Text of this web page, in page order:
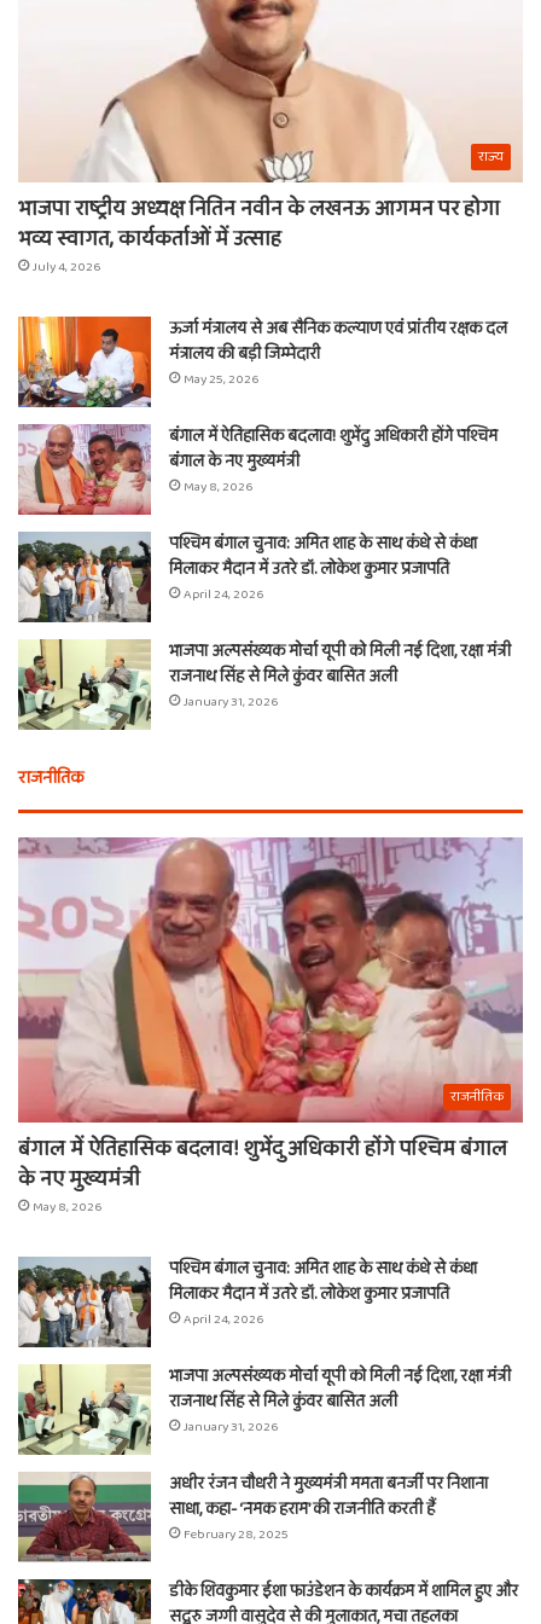
राज्य
भाजपा राष्ट्रीय अध्यक्ष नितिन नवीन के लखनऊ आगमन पर होगा
भव्य स्वागत, कार्यकर्ताओं में उत्साह
July 4, 2026
ऊर्जा मंत्रालय से अब सैनिक कल्याण एवं प्रांतीय रक्षक दल
मंत्रालय की बड़ी जिम्मेदारी
May 25, 2026
बंगाल में ऐतिहासिक बदलाव! शुभेंदु अधिकारी होंगे पश्चिम
बंगाल के नए मुख्यमंत्री
May 8, 2026
पश्चिम बंगाल चुनाव: अमित शाह के साथ कंधे से कंधा
मिलाकर मैदान में उतरे डॉ. लोकेश कुमार प्रजापति
April 24, 2026
भाजपा अल्पसंख्यक मोर्चा यूपी को मिली नई दिशा, रक्षा मंत्री
राजनाथ सिंह से मिले कुंवर बासित अली
January 31, 2026
राजनीतिक
राजनीतिक
बंगाल में ऐतिहासिक बदलाव! शुभेंदु अधिकारी होंगे पश्चिम बंगाल
के नए मुख्यमंत्री
May 8, 2026
पश्चिम बंगाल चुनाव: अमित शाह के साथ कंधे से कंधा
मिलाकर मैदान में उतरे डॉ. लोकेश कुमार प्रजापति
April 24, 2026
भाजपा अल्पसंख्यक मोर्चा यूपी को मिली नई दिशा, रक्षा मंत्री
राजनाथ सिंह से मिले कुंवर बासित अली
January 31, 2026
अधीर रंजन चौधरी ने मुख्यमंत्री ममता बनर्जी पर निशाना
साधा, कहा- ‘नमक हराम’ की राजनीति करती हैं
February 28, 2025
डीके शिवकुमार ईशा फाउंडेशन के कार्यक्रम में शामिल हुए और
सद्गुरु जग्गी वासुदेव से की मुलाकात, मचा तहलका